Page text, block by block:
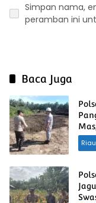
Simpan nama,
peramban ini
Baca Juga
Riau